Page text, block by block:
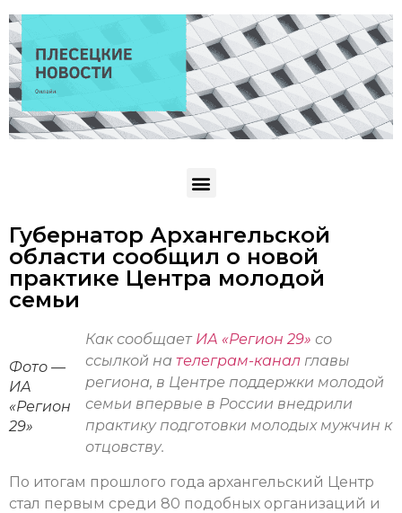
Губернатор Архангельской
области сообщил о новой
практике Центра молодой
семьи
Фото —
ИА
«Регион
29»
Как сообщает ИА «Регион 29» со
ссылкой на телеграм-канал главы
региона, в Центре поддержки молодой
семьи впервые в России внедрили
практику подготовки молодых мужчин к
отцовству.
По итогам прошлого года архангельский Центр
стал первым среди 80 подобных организаций и